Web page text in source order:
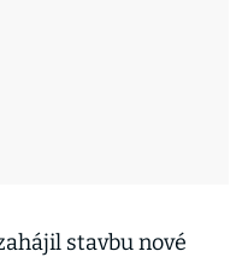
stavbu nové